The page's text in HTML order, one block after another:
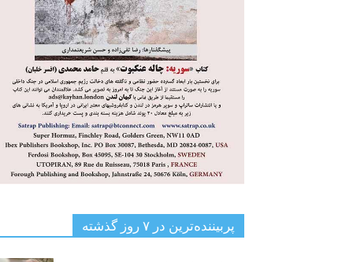
پربیننده‌ترین‌ در ۷ روز گذشته